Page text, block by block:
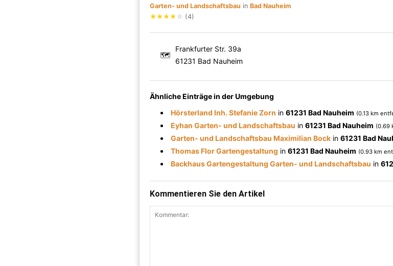
Garten- und Landschaftsbau in Bad Nauheim
★★★★ ☆ (4)
🗺
Frankfurter Str. 39a
61231 Bad Nauheim
Ähnliche Einträge in der Umgebung
Hörsterland Inh. Stefanie Zorn in 61231 Bad Nauheim (0.13 km
Eyhan Garten- und Landschaftsbau in 61231 Bad Nauheim (0.69
Garten- und Landschaftsbau Maximilian Bock in 61231 Bad
Thomas Flor Gartengestaltung in 61231 Bad Nauheim (0.93 km
Backhaus Gartengestaltung Garten- und Landschaftsbau in
Kommentieren Sie den Artikel